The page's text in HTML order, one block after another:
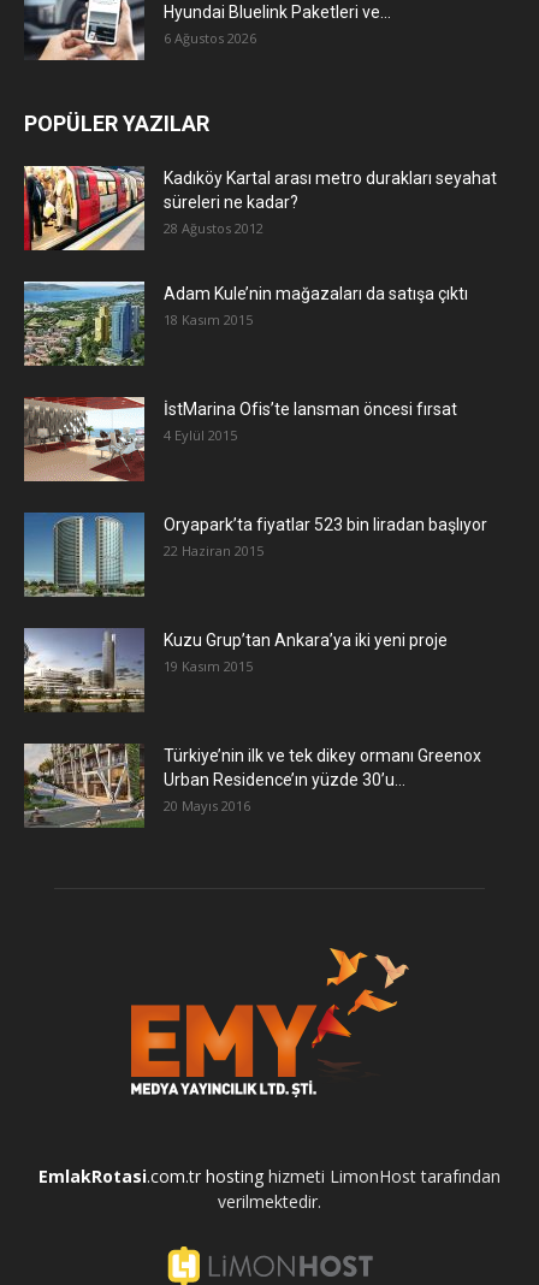
Hyundai Bluelink Paketleri ve...
6 Ağustos 2026
POPÜLER YAZILAR
Kadıköy Kartal arası metro durakları seyahat
süreleri ne kadar?
28 Ağustos 2012
Adam Kule’nin mağazaları da satışa çıktı
18 Kasım 2015
İstMarina Ofis’te lansman öncesi fırsat
4 Eylül 2015
Oryapark’ta fiyatlar 523 bin liradan başlıyor
22 Haziran 2015
​Kuzu Grup’tan Ankara’ya iki yeni proje
19 Kasım 2015
Türkiye’nin ilk ve tek dikey ormanı Greenox
Urban Residence’ın yüzde 30’u...
20 Mayıs 2016
EmlakRotasi.com.tr hosting hizmeti LimonHost tarafından
verilmektedir.